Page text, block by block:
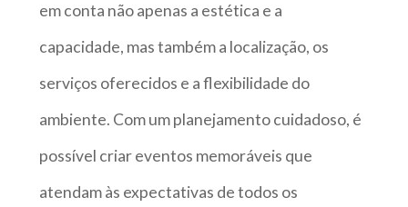
em conta não apenas a estética e a
capacidade, mas também a localização, os
serviços oferecidos e a flexibilidade do
ambiente. Com um planejamento cuidadoso, é
possível criar eventos memoráveis que
atendam às expectativas de todos os